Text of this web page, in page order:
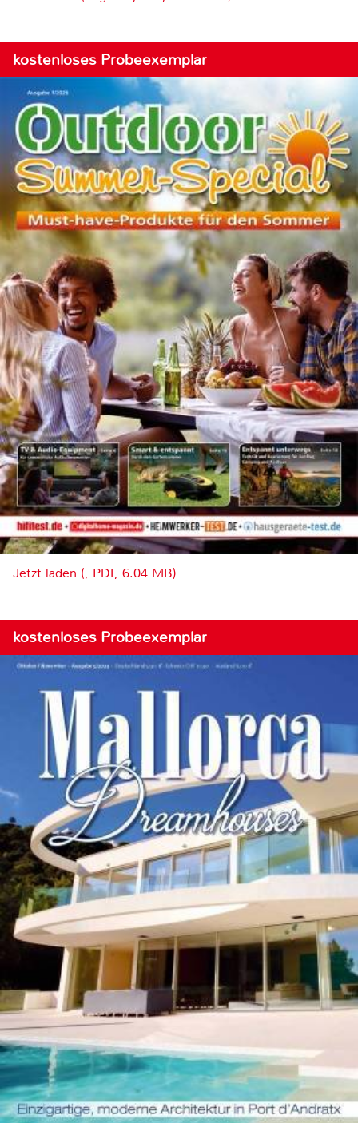
kostenloses Probeexemplar
Jetzt laden (, PDF, 6.04 MB)
kostenloses Probeexemplar